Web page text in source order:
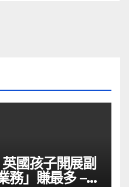
國孩子開展副
務」賺最多 –